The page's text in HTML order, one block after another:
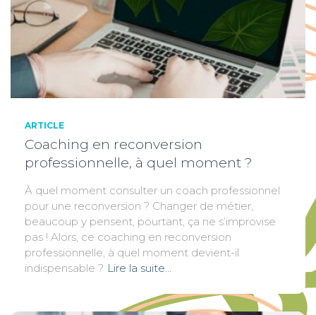
ARTICLE
Coaching en reconversion
professionnelle, à quel moment ?
À quel moment consulter un coach professionnel
pour une reconversion ? Changer de métier,
beaucoup y pensent, pourtant, ça ne s’improvise
pas ! Alors, ce coaching en reconversion
professionnelle, à quel moment devient-il
indispensable ? Lire la suite…